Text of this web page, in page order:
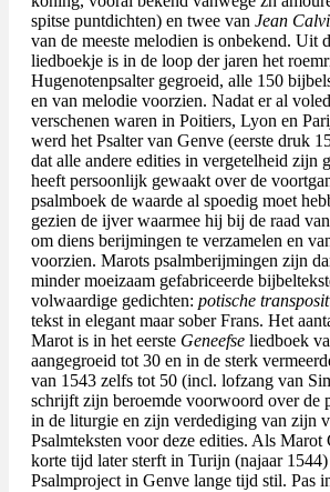
spitse puntdichten) en twee van Jean
van de meeste melodien is onbekend. Uit
liedboekje is in de loop der jaren het
Hugenotenpsalter gegroeid, alle 150
en van melodie voorzien. Nadat er al
verschenen waren in Poitiers, Lyon en
werd het Psalter van Genve (eerste druk
dat alle andere edities in vergetelheid zijn
heeft persoonlijk gewaakt over de
psalmboek de waarde al spoedig moet
gezien de ijver waarmee hij bij de raad
om diens berijmingen te verzamelen en
voorzien. Marots psalmberijmingen zijn
minder moeizaam gefabriceerde
volwaardige gedichten: potische
tekst in elegant maar sober Frans. Het
Marot is in het eerste Geneefse liedboek
aangegroeid tot 30 en in de sterk
van 1543 zelfs tot 50 (incl. lofzang van
schrijft zijn beroemde voorwoord over de
in de liturgie en zijn verdediging van zijn
Psalmteksten voor deze edities. Als Marot
korte tijd later sterft in Turijn (najaar
Psalmproject in Genve lange tijd stil. Pas